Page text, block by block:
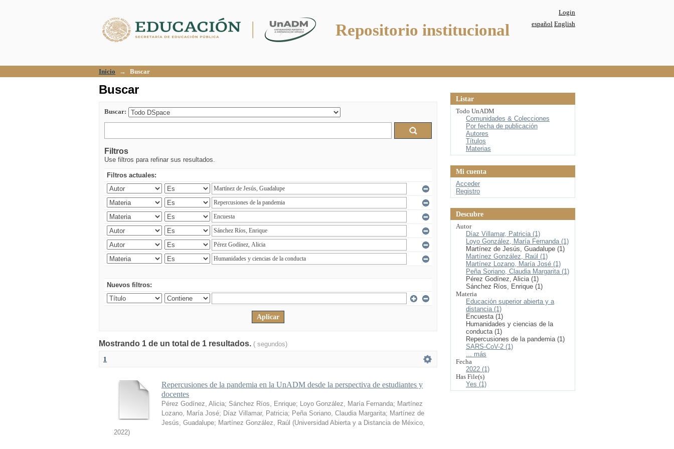
Repositorio institucional
Login
español English
Inicio → Buscar
Buscar
Buscar:
Filtros
Use filtros para refinar sus resultados.
Filtros actuales:
Nuevos filtros:
Mostrando 1 de un total de 1 resultados. ( segundos)
1
Repercusiones de la pandemia en la UnADM desde la perspectiva de estudiantes y
docentes
Pérez Godínez, Alicia; Sánchez Ríos, Enrique; Loyo González, María Fernanda; Martínez
Lozano, María José; Díaz Villamar, Patricia; Peña Soriano, Claudia Margarita; Martínez de
Jesús, Guadalupe; Martínez González, Raúl (Universidad Abierta y a Distancia de México,
2022)
Listar
Todo UnADM
Comunidades & Colecciones
Por fecha de publicación
Autores
Títulos
Materias
Mi cuenta
Acceder
Registro
Descubre
Autor
Díaz Villamar, Patricia (1)
Loyo González, María Fernanda (1)
Martínez de Jesús, Guadalupe (1)
Martínez González, Raúl (1)
Martínez Lozano, María José (1)
Peña Soriano, Claudia Margarita (1)
Pérez Godínez, Alicia (1)
Sánchez Ríos, Enrique (1)
Materia
Educación superior abierta y a
distancia (1)
Encuesta (1)
Humanidades y ciencias de la
conducta (1)
Repercusiones de la pandemia (1)
SARS-CoV-2 (1)
... más
Fecha
2022 (1)
Has File(s)
Yes (1)